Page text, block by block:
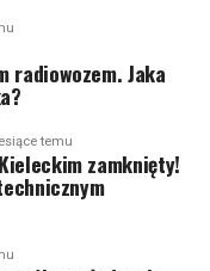
radiowozem. Jaka
temu
zamknięty!